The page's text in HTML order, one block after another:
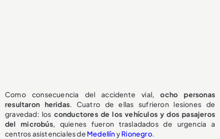
Como consecuencia del accidente vial,ocho personas
resultaron heridas. Cuatro de ellas sufrieron lesiones de
gravedad: los conductores de los vehículos y dos pasajeros
del microbús, quienes fueron trasladados de urgencia a
centros asistenciales de MedellínyRionegro.